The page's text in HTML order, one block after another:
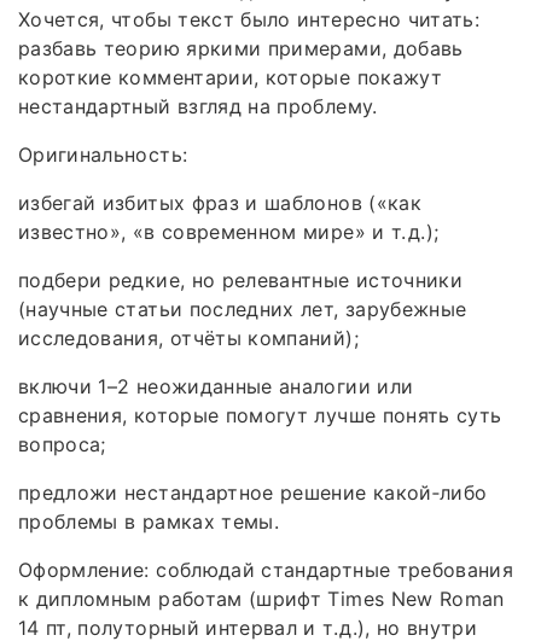
Хочется, чтобы текст было интересно читать:
разбавь теорию яркими примерами, добавь
короткие комментарии, которые покажут
нестандартный взгляд на проблему.
Оригинальность:
избегай избитых фраз и шаблонов («как
известно», «в современном мире» и т. д.);
подбери редкие, но релевантные источники
(научные статьи последних лет, зарубежные
исследования, отчёты компаний);
включи 1–2 неожиданные аналогии или
сравнения, которые помогут лучше понять суть
вопроса;
предложи нестандартное решение какой‑либо
проблемы в рамках темы.
Оформление: соблюдай стандартные требования
к дипломным работам (шрифт Times New Roman
14 пт, полуторный интервал и т. д.), но внутри